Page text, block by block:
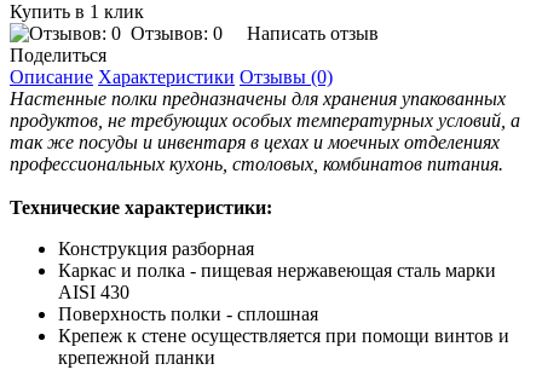
Купить в 1 клик
Отзывов: 0
Написать отзыв
Поделиться
Описание Характеристики Отзывы (0)
Настенные полки предназначены для хранения упакованных
продуктов, не требующих особых температурных условий, а
так же посуды и инвентаря в цехах и моечных отделениях
профессиональных кухонь, столовых, комбинатов питания.
Технические характеристики:
Конструкция разборная
Каркас и полка - пищевая нержавеющая сталь марки
AISI 430
Поверхность полки - сплошная
Крепеж к стене осуществляется при помощи винтов и
крепежной планки